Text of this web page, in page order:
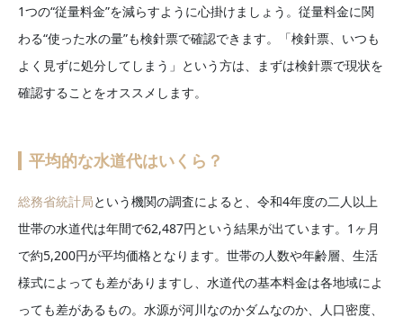
1つの“従量料金”を減らすように心掛けましょう。従量料金に関
わる“使った水の量”も検針票で確認できます。「検針票、いつも
よく見ずに処分してしまう」という方は、まずは検針票で現状を
確認することをオススメします。
平均的な水道代はいくら？
総務省統計局という機関の調査によると、令和4年度の二人以上
世帯の水道代は年間で62,487円という結果が出ています。1ヶ月
で約5,200円が平均価格となります。世帯の人数や年齢層、生活
様式によっても差がありますし、水道代の基本料金は各地域によ
っても差があるもの。水源が河川なのかダムなのか、人口密度、